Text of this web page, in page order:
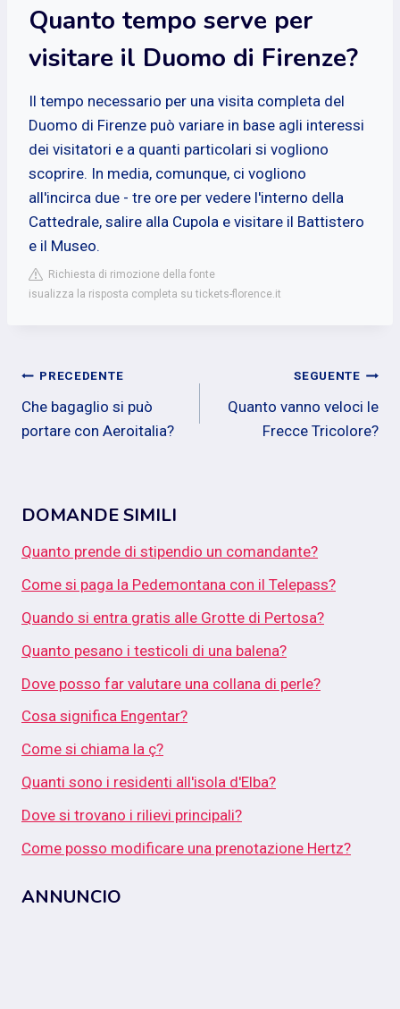
Quanto tempo serve per
visitare il Duomo di Firenze?
Il tempo necessario per una visita completa del
Duomo di Firenze può variare in base agli interessi
dei visitatori e a quanti particolari si vogliono
scoprire. In media, comunque, ci vogliono
all'incirca due - tre ore per vedere l'interno della
Cattedrale, salire alla Cupola e visitare il Battistero
e il Museo.
Richiesta di rimozione della fonte
isualizza la risposta completa su tickets-florence.it
Navigazione
articoli
PRECEDENTE
Che bagaglio si può
portare con Aeroitalia?
SEGUENTE
Quanto vanno veloci le
Frecce Tricolore?
DOMANDE SIMILI
Quanto prende di stipendio un comandante?
Come si paga la Pedemontana con il Telepass?
Quando si entra gratis alle Grotte di Pertosa?
Quanto pesano i testicoli di una balena?
Dove posso far valutare una collana di perle?
Cosa significa Engentar?
Come si chiama la ç?
Quanti sono i residenti all'isola d'Elba?
Dove si trovano i rilievi principali?
Come posso modificare una prenotazione Hertz?
ANNUNCIO